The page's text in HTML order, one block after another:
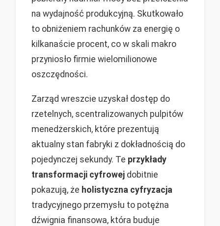
na wydajność produkcyjną. Skutkowało
to obniżeniem rachunków za energię o
kilkanaście procent, co w skali makro
przyniosło firmie wielomilionowe
oszczędności.
Zarząd wreszcie uzyskał dostęp do
rzetelnych, scentralizowanych pulpitów
menedżerskich, które prezentują
aktualny stan fabryki z dokładnością do
pojedynczej sekundy. Te przykłady
transformacji cyfrowej dobitnie
pokazują, że holistyczna cyfryzacja
tradycyjnego przemysłu to potężna
dźwignia finansowa, która buduje